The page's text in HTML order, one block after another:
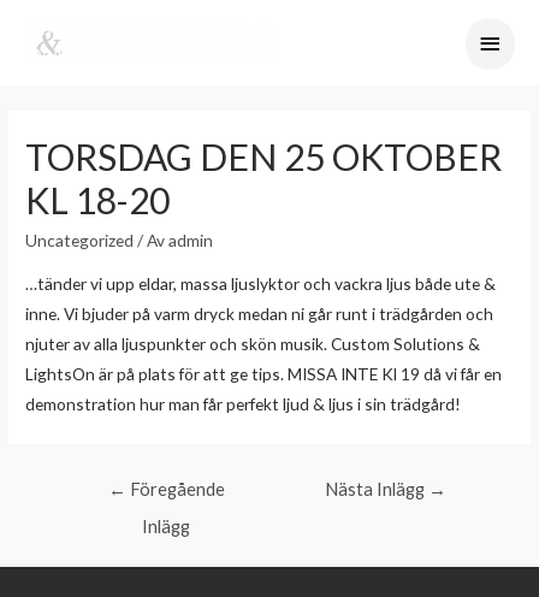
TORSDAG DEN 25 OKTOBER
KL 18-20
Uncategorized / Avadmin
…tänder vi upp eldar, massa ljuslyktor och vackra ljus både ute &
inne. Vi bjuder på varm dryck medan ni går runt i trädgården och
njuter av alla ljuspunkter och skön musik. Custom Solutions &
LightsOn är på plats för att ge tips. MISSA INTE Kl 19 då vi får en
demonstration hur man får perfekt ljud & ljus i sin trädgård!
← Föregående
Inlägg
Nästa Inlägg →